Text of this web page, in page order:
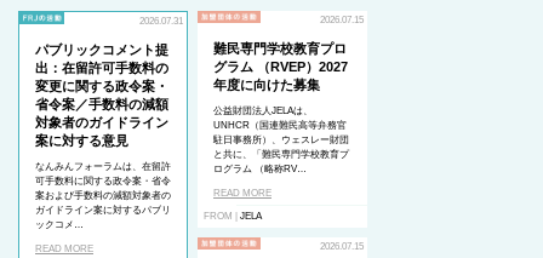
2026.07.31
パブリックコメント提
出：在留許可手数料の
変更に関する政令案・
省令案／手数料の減額
対象者のガイドライン
案に対する意見
なんみんフォーラムは、在留許
可手数料に関する政令案・省令
案および手数料の減額対象者の
ガイドライン案に対するパブリ
ックコメ…
READ MORE
2026.07.15
難民専門学校教育プロ
グラム （RVEP）2027
年度に向けた募集
公益財団法人JELAは、
UNHCR（国連難民高等弁務官
駐日事務所）、ウェスレー財団
と共に、「難民専門学校教育プ
ログラム （略称RV…
READ MORE
FROM | JELA
2026.07.15